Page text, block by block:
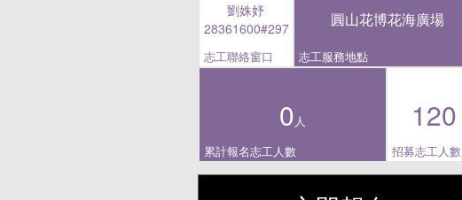
劉姝妤
28361600#297
志工聯絡窗口
圓山花博花海廣場
志工服務地點
0人
累計報名志工人數
120
招募志工人數